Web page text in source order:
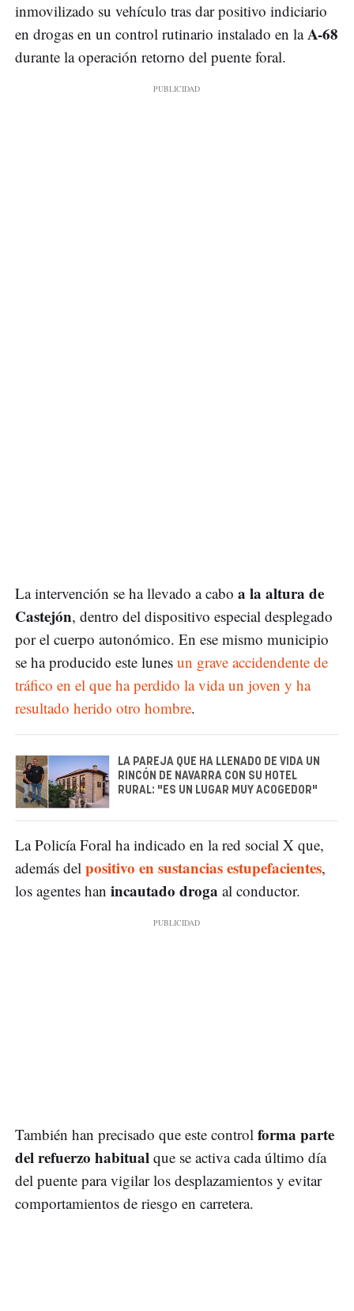
inmovilizado su vehículo tras dar positivo indiciario
en drogas en un control rutinario instalado en laA-68
durante la operación retorno del puente foral.
La intervención se ha llevado a cabo a la altura de
Castejón, dentro del dispositivo especial desplegado
por el cuerpo autonómico. En ese mismo municipio
se ha producido este lunes un grave accidendente de
tráfico en el que ha perdido la vida un joven y ha
resultado herido otro hombre.
LA PAREJA QUE HA LLENADO DE VIDA UN
RINCÓN DE NAVARRA CON SU HOTEL
RURAL: "ES UN LUGAR MUY ACOGEDOR"
La Policía Foral ha indicado en la red social X que,
además del positivo en sustancias estupefacientes,
los agentes han incautado droga al conductor.
También han precisado que este control forma parte
del refuerzo habitual que se activa cada último día
del puente para vigilar los desplazamientos y evitar
comportamientos de riesgo en carretera.